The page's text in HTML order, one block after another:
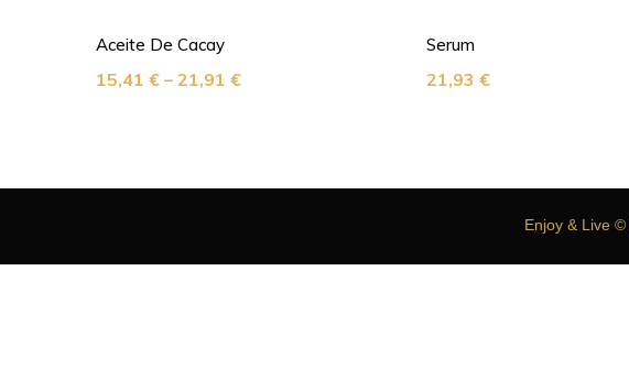
Aceite De Cacay
15,41 € – 21,91 €
Serum
21,93 €
Enjoy & Live